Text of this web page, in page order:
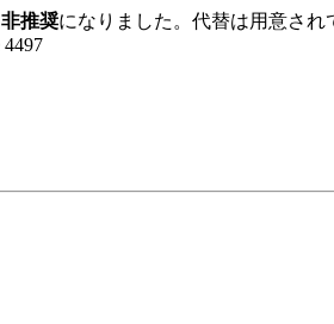
非推奨になりました。代替は用意され
4497